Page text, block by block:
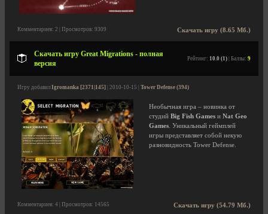
Скачать игру (8.65 Мб.)
Комментариев: 2 | Просмотров: 9309
Скачать игру Great Migrations - полная
версия
Рейтинг: 10.0 (1) | Баллы: 9
Игру добавил Igromanka [2371|145] | 2010-10-15 | Tower Defense (394)
Необычная игра – новинка от
студий Big Fish Games и Nat Geo
Games . Уникальный геймплей
игры представляет собой некую
разновидность Tower Defense.
Скачать игру (54.79 Мб.)
Комментариев: 4 | Просмотров: 14565